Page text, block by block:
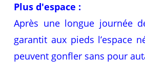
Plus d'espace :
Après une longue journée
garantit aux pieds l’espace
peuvent gonfler sans pour